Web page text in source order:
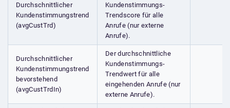
Durchschnittlicher
Kundenstimmungstrend
(avgCustTrd)
Kundenstimmungs-
Trendscore für alle
Anrufe (nur externe
Anrufe).
Durchschnittlicher
Kundenstimmungstrend
bevorstehend
(avgCustTrdIn)
Der durchschnittliche
Kundenstimmungs-
Trendwert für alle
eingehenden Anrufe (nur
externe Anrufe).